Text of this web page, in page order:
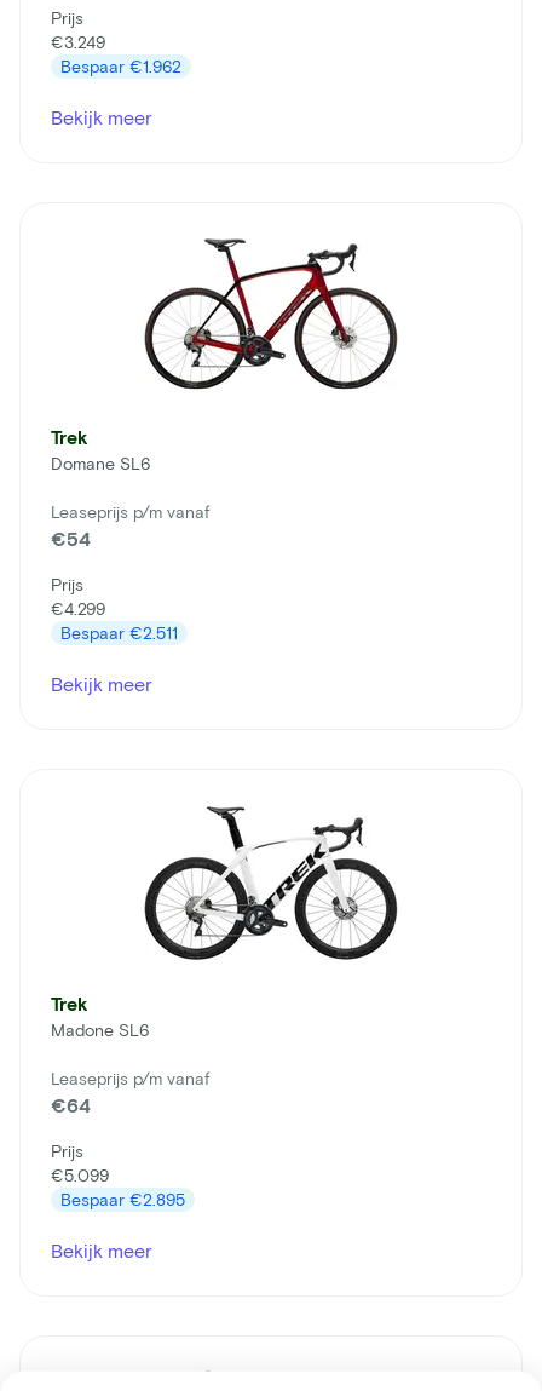
Prijs
€3.249
Bespaar €1.962
Bekijk meer
Trek
Domane SL6
Leaseprijs p/m vanaf
€54
Prijs
€4.299
Bespaar €2.511
Bekijk meer
Trek
Madone SL6
Leaseprijs p/m vanaf
€64
Prijs
€5.099
Bespaar €2.895
Bekijk meer